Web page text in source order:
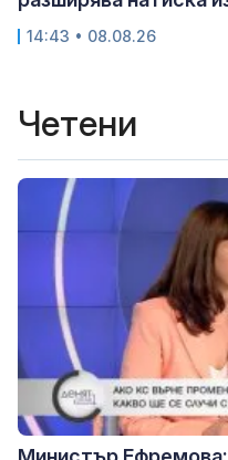
14:43 • 08.08.26
Четени